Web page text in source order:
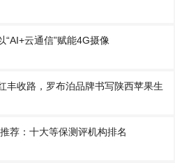
云通信”赋能4G摄像
丰收路，罗布泊品牌书写陕西苹果生
荐：十大等保测评机构排名